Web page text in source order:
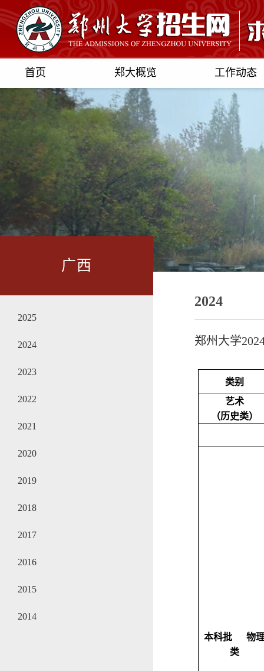
首页 郑大概览 工作动态
广西
2025
2024
2023
2022
2021
2020
2019
2018
2017
2016
2015
2014
2024
郑州大学
类别
艺术
（历史类）
本科批
物
类